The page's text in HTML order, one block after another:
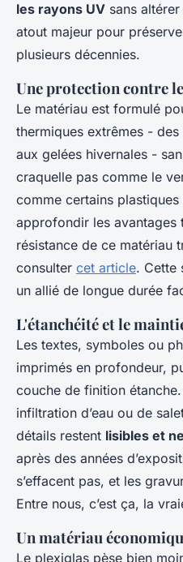
les rayons UV sans
atout majeur pour
plusieurs décennies.
Une protection contre
Le matériau est formulé
thermiques extrêmes -
aux gelées hivernales -
craquelle pas comme le
comme certains
approfondir les avantages
résistance de ce matériau
consulter cet article. Cette
un allié de longue durée
L'étanchéité et le
Les textes, symboles ou
imprimés en profondeur,
couche de finition
infiltration d’eau ou de
détails restent lisibles et
après des années
s’effacent pas, et les
Entre nous, c’est ça, la
Un matériau
Le plexiglas pèse bien